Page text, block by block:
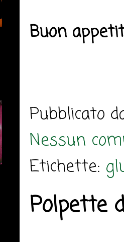
Buon
Pubblicato
Nessun
Etichette:
Polpette